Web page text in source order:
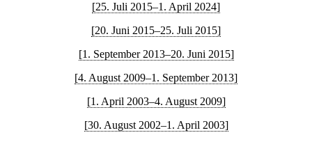
[25. Juli 2015–1. April 2024]
[20. Juni 2015–25. Juli 2015]
[1. September 2013–20. Juni 2015]
[4. August 2009–1. September 2013]
[1. April 2003–4. August 2009]
[30. August 2002–1. April 2003]